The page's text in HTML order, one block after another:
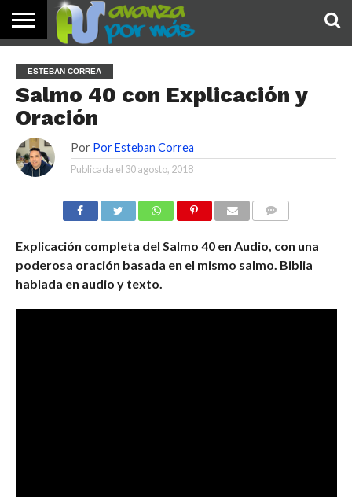
PALABRA
DE HOY
DEVOCIONALES
NOTICIAS
TESTIMONIOS
ORACIONES
SOBRE
NOSOTROS
IMÁGENES
ESTEBAN CORREA
Salmo 40 con Explicación y
Oración
Por Por Esteban Correa
Publicada el 30 agosto, 2018
Explicación completa del Salmo 40 en Audio, con una
poderosa oración basada en el mismo salmo. Biblia
hablada en audio y texto.